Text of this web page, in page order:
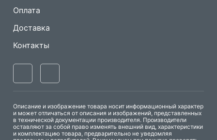
Оплата
Доставка
Контакты
Описание и изображение товара носит информационный характер
и может отличаться от описания и изображений, представленных
в технической документации производителя. Производители
оставляют за собой право изменять внешний вид, характеристики
и комплектацию товара, предварительно не уведомляя